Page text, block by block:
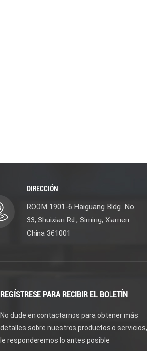
DIRECCIÓN
ROOM 1901-6 Haiguang Bldg. No.
33, Shuixian Rd., Siming, Xiamen
China 361001
REGÍSTRESE PARA RECIBIR EL BOLETÍN
No dude en contactarnos para obtener más
detalles sobre nuestros productos o servicios,
le responderemos lo antes posible.